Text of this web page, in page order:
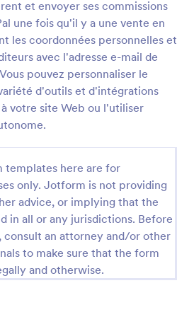
et envoyer ses commissions
une fois qu'il y a une vente en
les coordonnées personnelles et
avec l'adresse e-mail de
pouvez personnaliser le
d'outils et d'intégrations
votre site Web ou l'utiliser
templates here are for
only. Jotform is not providing
advice, or implying that the
in all or any jurisdictions. Before
consult an attorney and/or other
to make sure that the form
and otherwise.